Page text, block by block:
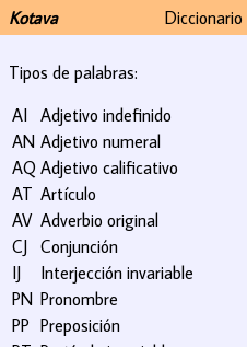
Kotava Diccionario
Tipos de palabras:
AI Adjetivo indefinido
AN Adjetivo numeral
AQ Adjetivo calificativo
AT Artículo
AV Adverbio original
CJ Conjunción
IJ
Interjección invariable
PN Pronombre
PP Preposición